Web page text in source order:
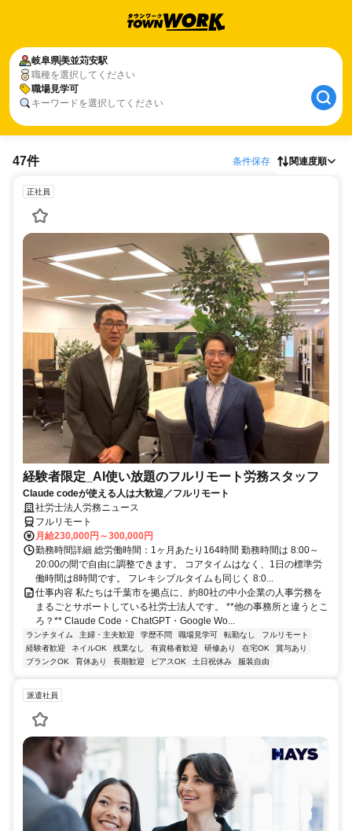
岐阜県美並苅安駅
職種を選択してください
職場見学可
キーワードを選択してください
47件 条件保存 関連度順
正社員
経験者限定_AI使い放題のフルリモート労務スタッフ
Claude codeが使える人は大歓迎／フルリモート
社労士法人労務ニュース
フルリモート
月給230,000円～300,000円
勤務時間詳細 総労働時間：1ヶ月あたり164時間 勤務時間は 8:00～
20:00の間で自由に調整できます。 コアタイムはなく、1日の標準労
働時間は8時間です。 フレキシブルタイムも同じく 8:0...
仕事内容 私たちは千葉市を拠点に、約80社の中小企業の人事労務を
まるごとサポートしている社労士法人です。 **他の事務所と違うとこ
ろ？** Claude Code・ChatGPT・Google Wo...
ランチタイム 主婦・主夫歓迎 学歴不問 職場見学可 転勤なし
フルリモート
経験者歓迎
ネイルOK 残業なし 有資格者歓迎 研修あり 在宅OK
賞与あり
ブランクOK
育休あり 長期歓迎 ピアスOK 土日祝休み 服装自由
派遣社員